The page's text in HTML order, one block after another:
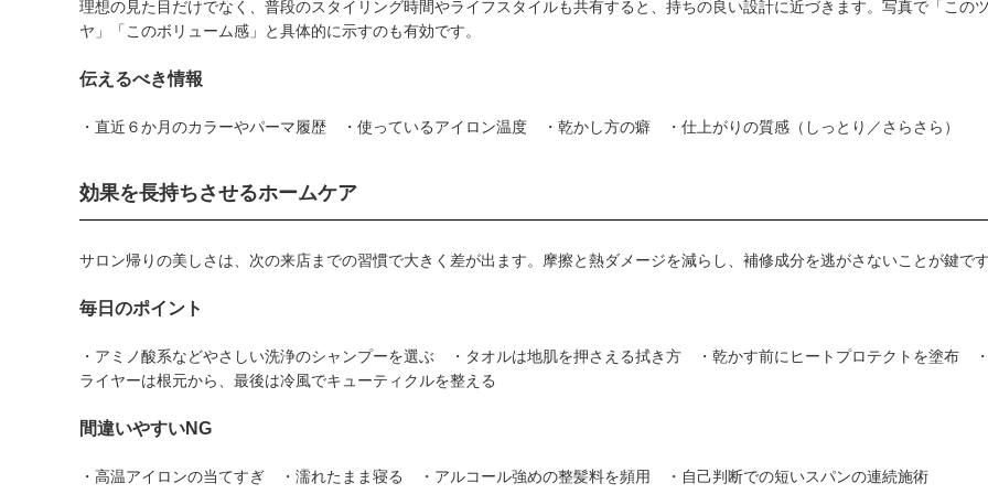
理想の見た目だけでなく、普段のスタイリング時間やライフスタイルも共有すると、持ちの良い設計に近づきます。写真で「このツ
ヤ」「このボリューム感」と具体的に示すのも有効です。
伝えるべき情報
・直近６か月のカラーやパーマ履歴 ・使っているアイロン温度 ・乾かし方の癖 ・仕上がりの質感（しっとり／さらさら）
効果を長持ちさせるホームケア
サロン帰りの美しさは、次の来店までの習慣で大きく差が出ます。摩擦と熱ダメージを減らし、補修成分を逃がさないことが鍵です
毎日のポイント
・アミノ酸系などやさしい洗浄のシャンプーを選ぶ ・タオルは地肌を押さえる拭き方 ・乾かす前にヒートプロテクトを塗布
ライヤーは根元から、最後は冷風でキューティクルを整える
間違いやすいNG
・高温アイロンの当てすぎ ・濡れたまま寝る ・アルコール強めの整髪料を頻用 ・自己判断での短いスパンの連続施術